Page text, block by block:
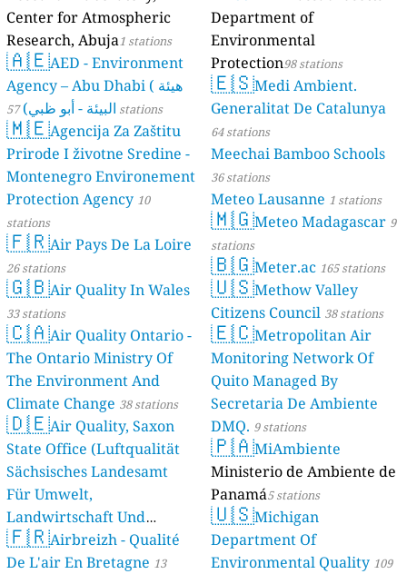
Center for Atmospheric
Research, Abuja1 stations
🇦🇪AED - Environment
Agency – Abu Dhabi ( هيئة
البيئة - أبو ظبي) 57 stations
🇲🇪Agencija Za Zaštitu
Prirode I životne Sredine -
Montenegro Environement
Protection Agency 10
stations
🇫🇷Air Pays De La Loire
26 stations
🇬🇧Air Quality In Wales
33 stations
🇨🇦Air Quality Ontario -
The Ontario Ministry Of
The Environment And
Climate Change 38 stations
🇩🇪Air Quality, Saxon
State Office (Luftqualität
Sächsisches Landesamt
Für Umwelt,
Landwirtschaft Und
Geologie) 50 stations
🇫🇷Airbreizh - Qualité
De L'air En Bretagne 13
Department of
Environmental
Protection98 stations
🇪🇸Medi Ambient.
Generalitat De Catalunya
64 stations
Meechai Bamboo Schools
36 stations
Meteo Lausanne 1 stations
🇲🇬Meteo Madagascar 9
stations
🇧🇬Meter.ac 165 stations
🇺🇸Methow Valley
Citizens Council 38 stations
🇪🇨Metropolitan Air
Monitoring Network Of
Quito Managed By
Secretaria De Ambiente
DMQ. 9 stations
🇵🇦MiAmbiente
Ministerio de Ambiente de
Panamá5 stations
🇺🇸Michigan
Department Of
Environmental Quality 109